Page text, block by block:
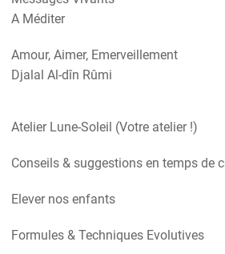
A Méditer
Amour, Aimer, Emerveillement
Djalal Al-dîn Rûmi
Atelier Lune-Soleil (Votre atelier !)
Conseils & suggestions en temps de
Elever nos enfants
Formules & Techniques Evolutives